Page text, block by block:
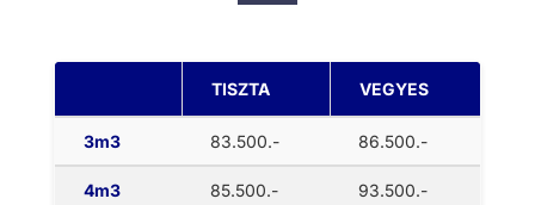
TISZTA VEGYES
3m3 83.500.- 86.500.-
4m3 85.500.- 93.500.-